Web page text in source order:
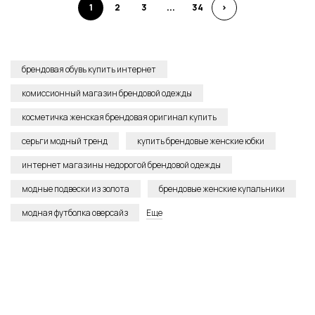
1 2 3 ... 34 >
брендовая обувь купить интернет
комиссионный магазин брендовой одежды
косметичка женская брендовая оригинал купить
серьги модный тренд
купить брендовые женские юбки
интернет магазины недорогой брендовой одежды
модные подвески из золота
брендовые женские купальники
модная футболка оверсайз
Еще